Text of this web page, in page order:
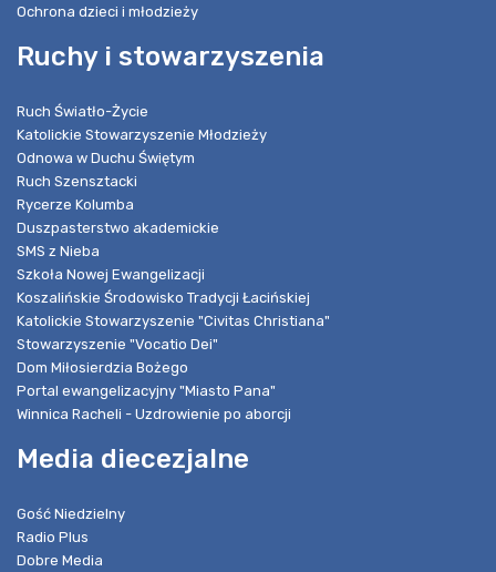
Ochrona dzieci i młodzieży
Ruchy i stowarzyszenia
Ruch Światło-Życie
Katolickie Stowarzyszenie Młodzieży
Odnowa w Duchu Świętym
Ruch Szensztacki
Rycerze Kolumba
Duszpasterstwo akademickie
SMS z Nieba
Szkoła Nowej Ewangelizacji
Koszalińskie Środowisko Tradycji Łacińskiej
Katolickie Stowarzyszenie "Civitas Christiana"
Stowarzyszenie "Vocatio Dei"
Dom Miłosierdzia Bożego
Portal ewangelizacyjny "Miasto Pana"
Winnica Racheli - Uzdrowienie po aborcji
Media diecezjalne
Gość Niedzielny
Radio Plus
Dobre Media